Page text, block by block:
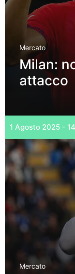
Mercato
Milan:
attacco
1 Agosto 2025 -
Mercato